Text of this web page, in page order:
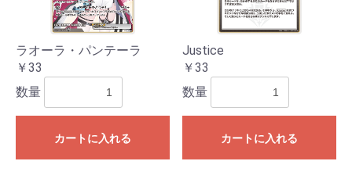
ラオーラ・パンテーラ
￥33
数量
カートに入れる
Justice
￥33
数量
カートに入れる